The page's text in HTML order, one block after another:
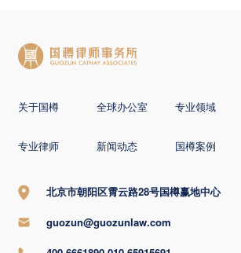
关于国樽 全球办公室 专业领域
专业律师 新闻动态 国樽案例
北京市朝阳区霄云路28号国樽赢地中心
guozun@guozunlaw.com